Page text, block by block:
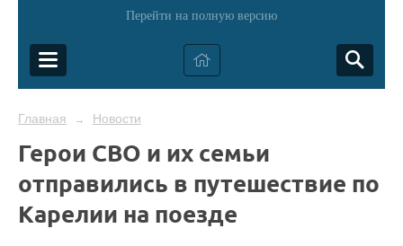
Перейти на полную версию
Главная → Новости
Герои СВО и их семьи
отправились в путешествие по
Карелии на поезде